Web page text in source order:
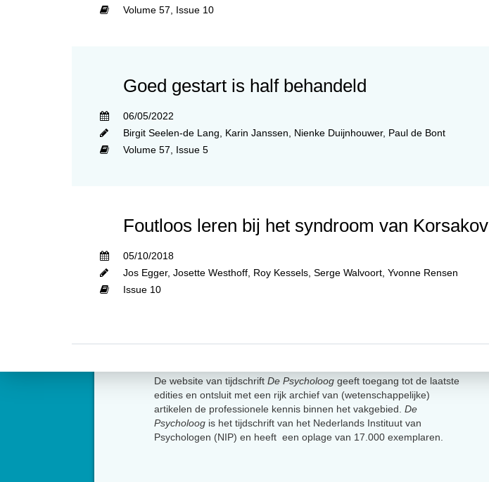
Volume 57, Issue 10
Goed gestart is half behandeld
06/05/2022
Birgit Seelen-de Lang
Karin Janssen Nienke Duijnhouwer, Paul de Bont
Volume 57, Issue 5
Foutloos leren bij het syndroom van Korsakov
05/10/2018
Jos Egger, Josette Westhoff Roy Kessels Serge Walvoort Yvonne Rensen
Issue 10
De website van tijdschrift De Psycholoog geeft toegang tot de laatste
edities en ontsluit met een rijk archief van (wetenschappelijke)
artikelen de professionele kennis binnen het vakgebied. De
Psycholoog is het tijdschrift van het Nederlands Instituut van
Psychologen (NIP) en heeft een oplage van 17.000 exemplaren.